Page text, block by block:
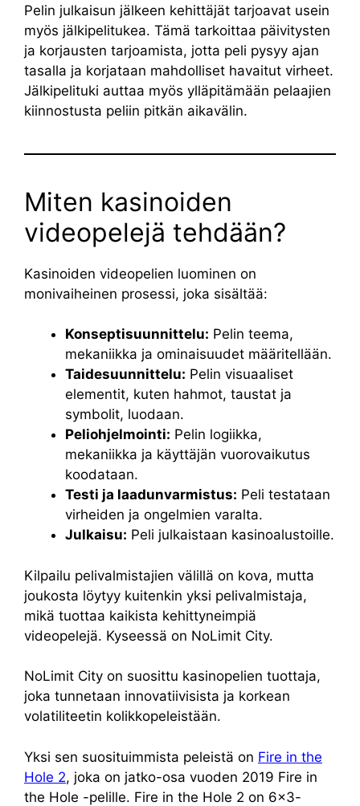
Pelin julkaisun jälkeen kehittäjät tarjoavat usein
myös jälkipelitukea. Tämä tarkoittaa päivitysten
ja korjausten tarjoamista, jotta peli pysyy ajan
tasalla ja korjataan mahdolliset havaitut virheet.
Jälkipelituki auttaa myös ylläpitämään pelaajien
kiinnostusta peliin pitkän aikavälin.
Miten kasinoiden
videopelejä tehdään?
Kasinoiden videopelien luominen on
monivaiheinen prosessi, joka sisältää:
Konseptisuunnittelu: Pelin teema,
mekaniikka ja ominaisuudet määritellään.
Taidesuunnittelu: Pelin visuaaliset
elementit, kuten hahmot, taustat ja
symbolit, luodaan.
Peliohjelmointi: Pelin logiikka,
mekaniikka ja käyttäjän vuorovaikutus
koodataan.
Testi ja laadunvarmistus: Peli testataan
virheiden ja ongelmien varalta.
Julkaisu: Peli julkaistaan kasinoalustoille.
Kilpailu pelivalmistajien välillä on kova, mutta
joukosta löytyy kuitenkin yksi pelivalmistaja,
mikä tuottaa kaikista kehittyneimpiä
videopelejä. Kyseessä on NoLimit City.
NoLimit City on suosittu kasinopelien tuottaja,
joka tunnetaan innovatiivisista ja korkean
volatiliteetin kolikkopeleistään.
Yksi sen suosituimmista peleistä on Fire in the
Hole 2, joka on jatko-osa vuoden 2019 Fire in
the Hole -pelille. Fire in the Hole 2 on 6×3-